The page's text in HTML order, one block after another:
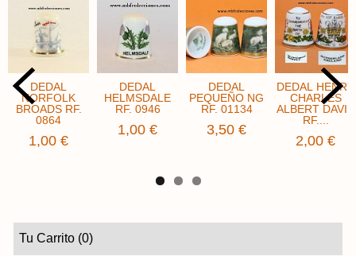
Tu Carrito (0)
DEDAL
NORFOLK
BROADS RF.
0864
1,00 €
DEDAL
HELMSDALE
RF. 0946
1,00 €
DEDAL
PEQUEÑO NG
RF. 01134
3,50 €
DEDAL HENRY
CHARLES
ALBERT DAVID
RF....
2,00 €